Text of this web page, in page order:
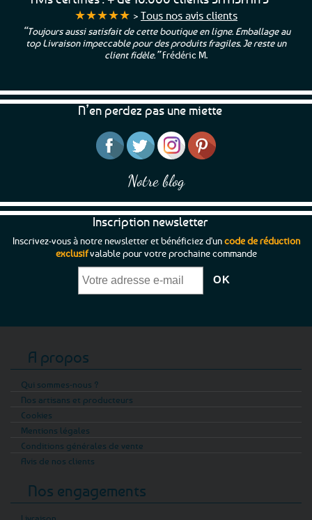
★★★★★ > Tous nos avis clients
“Toujours aussi satisfait de cette boutique en ligne. Emballage au
top Livraison impeccable pour des produits fragiles. Je reste un
client fidèle.”Frédéric M.
N’en perdez pas une miette
Notre blog
Inscription newsletter
Inscrivez-vous à notre newsletter et bénéficiez d'uncode de réduction
exclusifvalable pour votre prochaine commande
A propos
Qui sommes-nous ?
Nos artisans et producteurs
Cookies
Mentions légales
Conditions générales de vente
Avis de nos clients
Nos engagements
Livraison